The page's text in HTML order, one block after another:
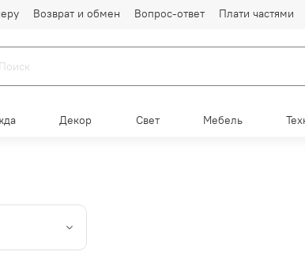
Возврат и обмен Вопрос-ответ Плати частями
Декор Свет Мебель